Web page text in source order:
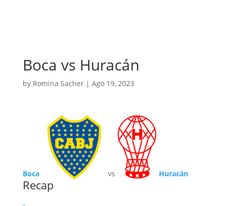
Boca vs Huracán
by Romina Sacher| Ago 19, 2023
Boca vs Huracán
Recap